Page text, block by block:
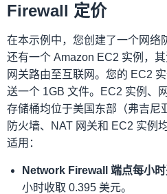
Firewall 定价
在本示例中，您创建了一个网络
还有一个 Amazon EC2 实例，
网关路由至互联网。您的 EC2
送一个 1GB 文件。EC2 实例、
存储桶均位于美国东部（弗吉尼
防火墙、NAT 网关和 EC2 实例
适用：
Network Firewall 端点每小时
小时收取 0.395 美元。